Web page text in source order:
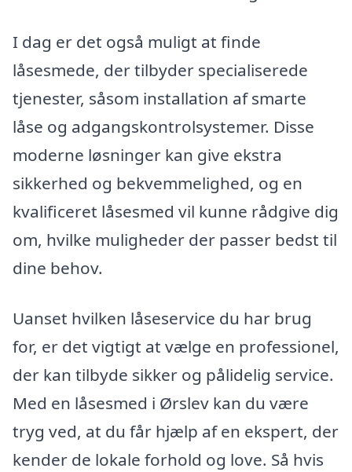
I dag er det også muligt at finde
låsesmede, der tilbyder specialiserede
tjenester, såsom installation af smarte
låse og adgangskontrolsystemer. Disse
moderne løsninger kan give ekstra
sikkerhed og bekvemmelighed, og en
kvalificeret låsesmed vil kunne rådgive dig
om, hvilke muligheder der passer bedst til
dine behov.
Uanset hvilken låseservice du har brug
for, er det vigtigt at vælge en professionel,
der kan tilbyde sikker og pålidelig service.
Med en låsesmed i Ørslev kan du være
tryg ved, at du får hjælp af en ekspert, der
kender de lokale forhold og love. Så hvis